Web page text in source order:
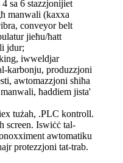
sa 6 stazzjonijiet
manwali (kaxxa
conveyor belt
jieħu/ħatt
jdur;
iwweldjar
karbonju, produzzjoni
awtomazzjoni sħiħa
ħaddiem jista'
tużah, .PLC kontroll.
screen. Iswiċċ tal-
awtomatiku
protezzjoni tat-trab.